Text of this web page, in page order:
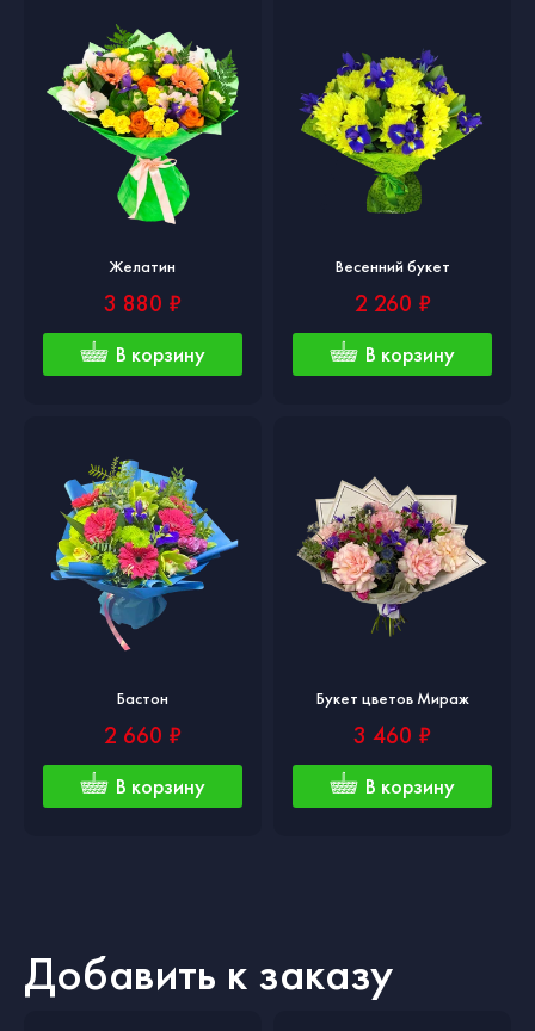
Желатин
3 880 ₽
В корзину
Весенний букет
2 260 ₽
В корзину
Бастон
2 660 ₽
В корзину
Букет цветов Мираж
3 460 ₽
В корзину
Добавить к заказу